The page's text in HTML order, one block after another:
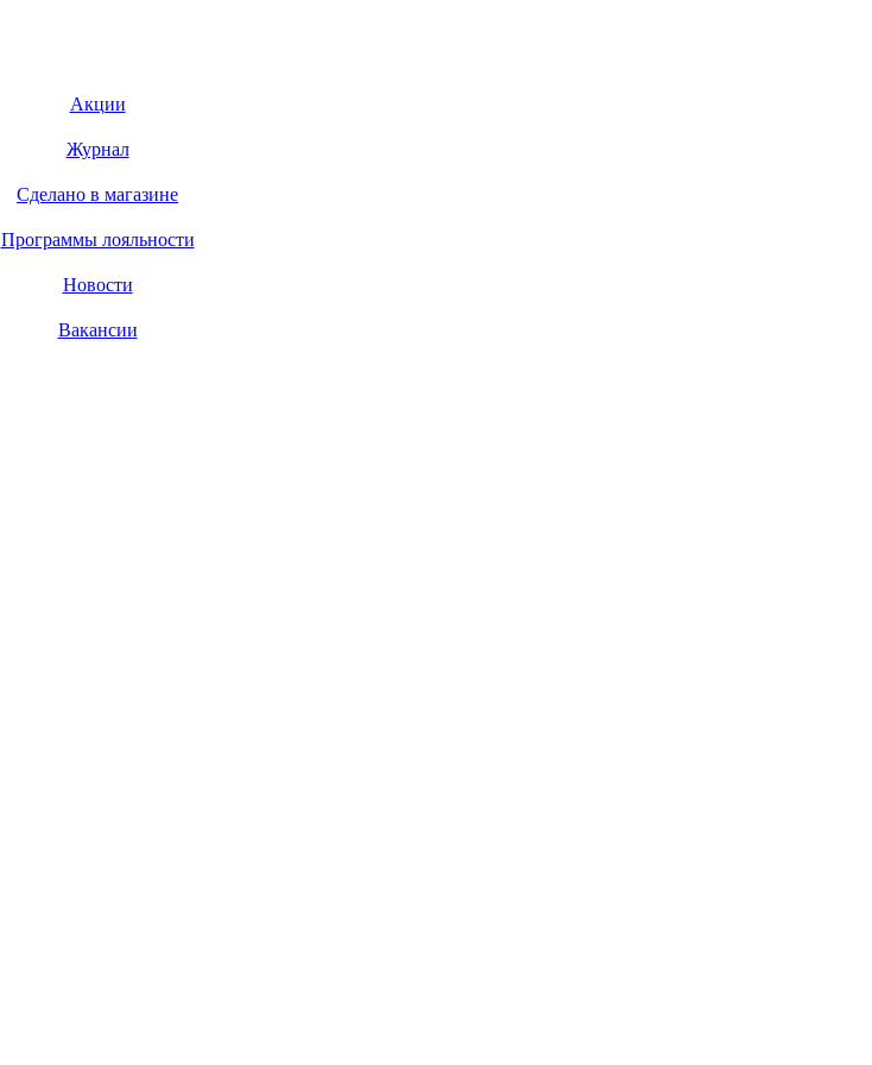
Акции
Журнал
Сделано в магазине
Программы лояльности
Новости
Вакансии